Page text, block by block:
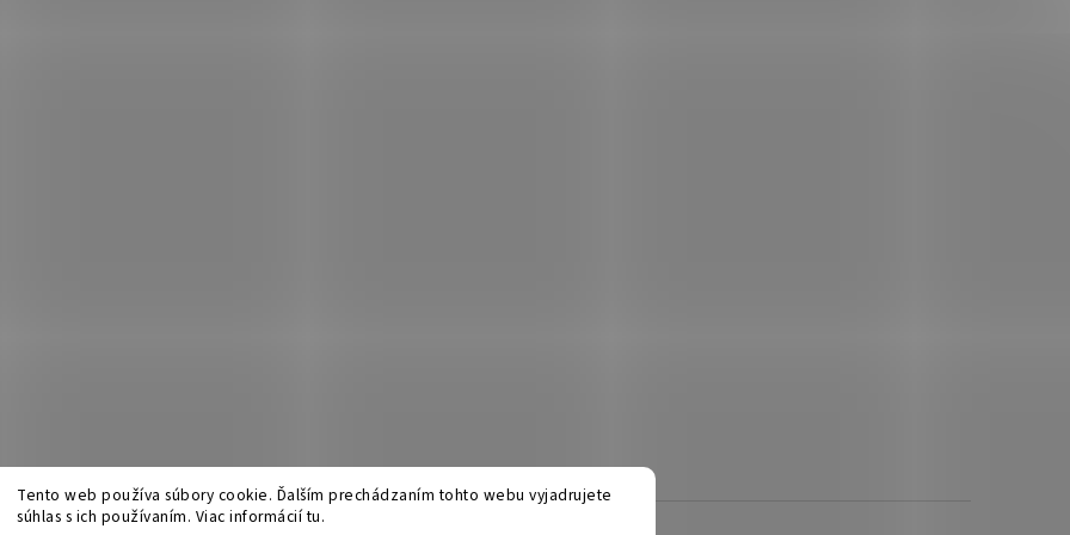
Tento web používa súbory cookie. Ďalším prechádzaním tohto webu vyjadrujete
súhlas s ich používaním. Viac informácií tu.